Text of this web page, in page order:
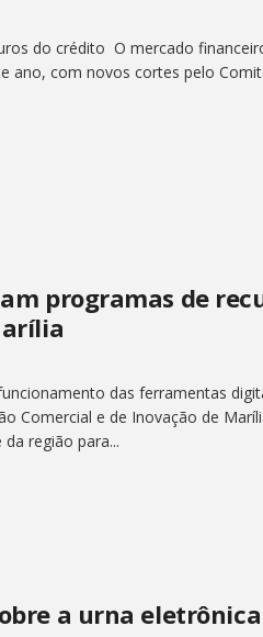
do crédito O mercado
ano, com novos cortes pelo
programas de
das ferramentas
Comercial e de Inovação de
região para...
a urna